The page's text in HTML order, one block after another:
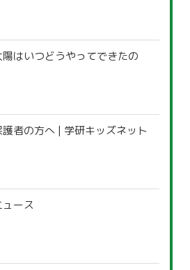
陽はいつどうやってできたの
護者の方へ | 学研キッズネット
ュース